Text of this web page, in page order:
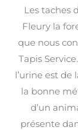
Les taches
Fleury la
que nous
Tapis
l’urine est
la bonne
d’un
présente